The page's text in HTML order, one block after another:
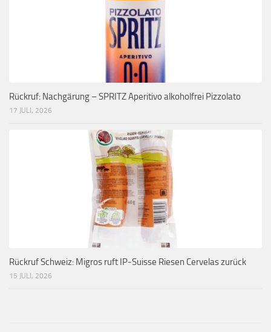
Rückruf: Nachgärung – SPRITZ Aperitivo alkoholfrei Pizzolato
17 JULI, 2026
Rückruf Schweiz: Migros ruft IP-Suisse Riesen Cervelas zurück
15 JULI, 2026